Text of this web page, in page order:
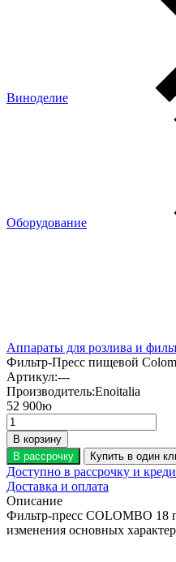
Виноделие
Оборудование
Аппараты для розлива и
Фильтр-Пресс пищевой
Артикул:---
Производитель:Enoitalia
52 900ю
В корзину
В рассрочку
Купить в один
Доступно в рассрочку и
Доставка и оплата
Описание
Фильтр-пресс COLOMBO 18
изменения основных